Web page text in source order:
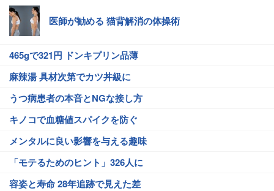
医師が勧める 猫背解消の体操術
465gで321円 ドンキプリン品薄
麻辣湯 具材次第でカツ丼級に
うつ病患者の本音とNGな接し方
キノコで血糖値スパイクを防ぐ
メンタルに良い影響を与える趣味
「モテるためのヒント」326人に
容姿と寿命 28年追跡で見えた差